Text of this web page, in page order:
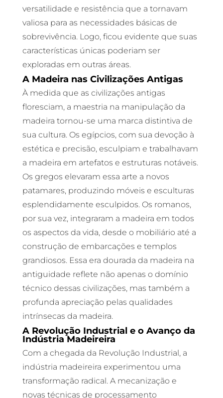
versatilidade e resistência que a tornavam
valiosa para as necessidades básicas de
sobrevivência. Logo, ficou evidente que suas
características únicas poderiam ser
exploradas em outras áreas.
A Madeira nas Civilizações Antigas
À medida que as civilizações antigas
floresciam, a maestria na manipulação da
madeira tornou-se uma marca distintiva de
sua cultura. Os egípcios, com sua devoção à
estética e precisão, esculpiam e trabalhavam
a madeira em artefatos e estruturas notáveis.
Os gregos elevaram essa arte a novos
patamares, produzindo móveis e esculturas
esplendidamente esculpidos. Os romanos,
por sua vez, integraram a madeira em todos
os aspectos da vida, desde o mobiliário até a
construção de embarcações e templos
grandiosos. Essa era dourada da madeira na
antiguidade reflete não apenas o domínio
técnico dessas civilizações, mas também a
profunda apreciação pelas qualidades
intrínsecas da madeira.
A Revolução Industrial e o Avanço da
Indústria Madeireira
Com a chegada da Revolução Industrial, a
indústria madeireira experimentou uma
transformação radical. A mecanização e
novas técnicas de processamento